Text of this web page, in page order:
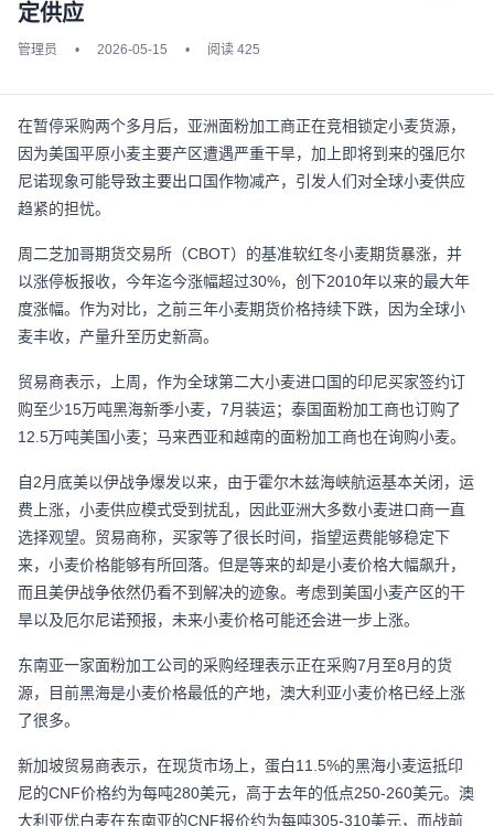
定供应
管理员 • 2026-05-15 • 阅读 425
在暂停采购两个多月后，亚洲面粉加工商正在竞相锁定小麦货源，
因为美国平原小麦主要产区遭遇严重干旱，加上即将到来的强厄尔
尼诺现象可能导致主要出口国作物减产，引发人们对全球小麦供应
趋紧的担忧。
周二芝加哥期货交易所（CBOT）的基准软红冬小麦期货暴涨，并
以涨停板报收，今年迄今涨幅超过30%，创下2010年以来的最大年
度涨幅。作为对比，之前三年小麦期货价格持续下跌，因为全球小
麦丰收，产量升至历史新高。
贸易商表示，上周，作为全球第二大小麦进口国的印尼买家签约订
购至少15万吨黑海新季小麦，7月装运；泰国面粉加工商也订购了
12.5万吨美国小麦；马来西亚和越南的面粉加工商也在询购小麦。
自2月底美以伊战争爆发以来，由于霍尔木兹海峡航运基本关闭，运
费上涨，小麦供应模式受到扰乱，因此亚洲大多数小麦进口商一直
选择观望。贸易商称，买家等了很长时间，指望运费能够稳定下
来，小麦价格能够有所回落。但是等来的却是小麦价格大幅飙升，
而且美伊战争依然仍看不到解决的迹象。考虑到美国小麦产区的干
旱以及厄尔尼诺预报，未来小麦价格可能还会进一步上涨。
东南亚一家面粉加工公司的采购经理表示正在采购7月至8月的货
源，目前黑海是小麦价格最低的产地，澳大利亚小麦价格已经上涨
了很多。
新加坡贸易商表示，在现货市场上，蛋白11.5%的黑海小麦运抵印
尼的CNF价格约为每吨280美元，高于去年的低点250-260美元。澳
大利亚优白麦在东南亚的CNF报价约为每吨305-310美元，而战前